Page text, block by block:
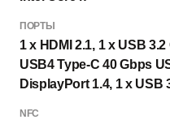
ПОРТЫ
1 x HDMI 2.1, 1 x USB
USB4 Type-C 40 Gbps
DisplayPort 1.4, 1 x USB
NFC